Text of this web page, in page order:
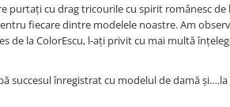
purtați cu drag tricourile cu spirit românesc de
fiecare dintre modelele noastre. Am
de la ColorEscu, l-ați privit cu mai multă
succesul înregistrat cu modelul de damă și….la